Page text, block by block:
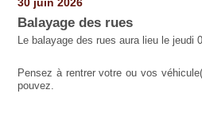
Balayage des rues
Le balayage des rues aura lieu le jeudi
Pensez à rentrer votre ou vos
pouvez.